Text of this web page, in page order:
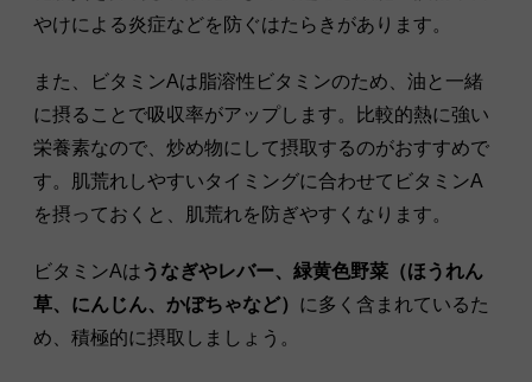
やけによる炎症などを防ぐはたらきがあります。
また、ビタミンAは脂溶性ビタミンのため、油と一緒
に摂ることで吸収率がアップします。比較的熱に強い
栄養素なので、炒め物にして摂取するのがおすすめで
す。肌荒れしやすいタイミングに合わせてビタミンA
を摂っておくと、肌荒れを防ぎやすくなります。
ビタミンAはうなぎやレバー、緑黄色野菜（ほうれん
草、にんじん、かぼちゃなど） に多く含まれているた
め、積極的に摂取しましょう。